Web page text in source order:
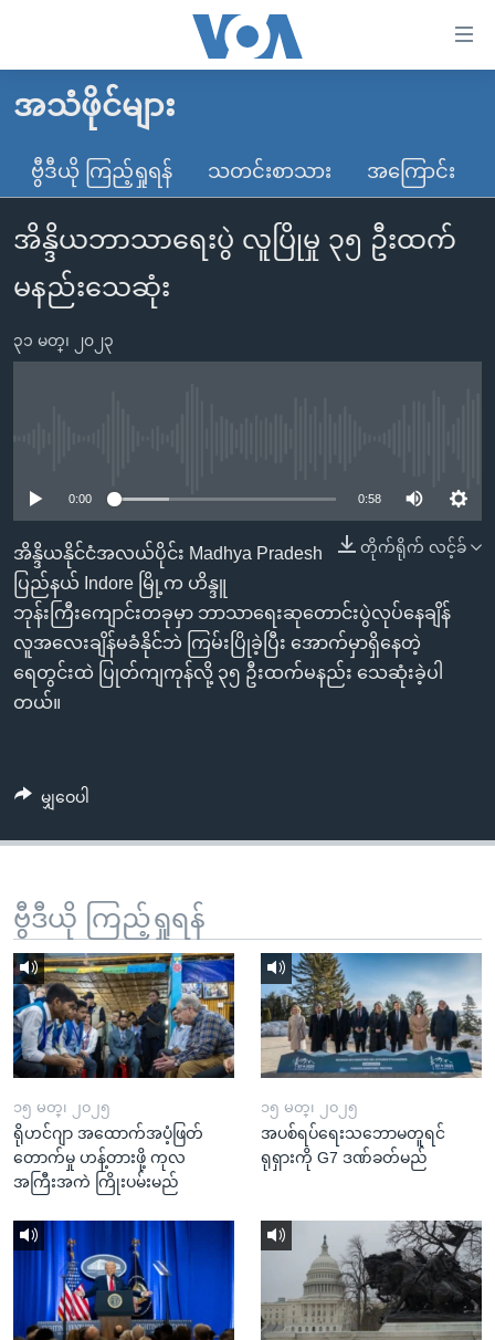
လွယ်ကူ
သည့်
Link
များ
ပင်မ
သို့
စာမျက်နှာ
သို့
ကျော်
ကြည့်
ရန်
ရှာဖွေ
သို့
မူလစာမျက်နှာ
မြန်မာ
ကမ္ဘာ့သတင်းများ
နိုင်ငံတကာ
အမေရိကန်
အစ္စရေး-ပါလက်စတိုင်း
ဗွီဒီယို
သတင်းလွတ်လပ်ခွင့်
ရပ်ဝန်းတခု လမ်းတခု အလွန်
အင်္ဂလိပ်စာလေ့လာမယ်
ဗွီအိုအေ လူမှုကွန်ယက်များ
ဘာသာစကားများ
အသံဖိုင်များ
ဗွီဒီယို ကြည့်ရှုရန် သတင်းစာသား အကြောင်း
အိန္ဒိယဘာသာရေးပွဲ လူပြိုမှု ၃၅ ဦးထက်
မနည်းသေဆုံး
၃၁ မတ္၊ ၂၀၂၃
0:00 0:58
တိုက်ရိုက် လင့်ခ်
အိန္ဒိယနိုင်ငံအလယ်ပိုင်း Madhya Pradesh
ပြည်နယ် Indore မြို့က ဟိန္ဒူ
ဘုန်းကြီးကျောင်းတခုမှာ ဘာသာရေးဆုတောင်းပွဲလုပ်နေချိန်
လူအလေးချိန်မခံနိုင်ဘဲ ကြမ်းပြိုခဲ့ပြီး အောက်မှာရှိနေတဲ့
ရေတွင်းထဲ ပြုတ်ကျကုန်လို့ ၃၅ ဦးထက်မနည်း သေဆုံးခဲ့ပါ
တယ်။
မျှဝေပါ
ဗွီဒီယို ကြည့်ရှုရန်
၁၅ မတ္၊ ၂၀၂၅
ရိုဟင်ဂျာ အထောက်အပံ့ဖြတ်
တောက်မှု ဟန့်တားဖို့ ကုလ
အကြီးအကဲ ကြိုးပမ်းမည်
၁၅ မတ္၊ ၂၀၂၅
အပစ်ရပ်ရေးသဘောမတူရင်
ရုရှားကို G7 ဒဏ်ခတ်မည်